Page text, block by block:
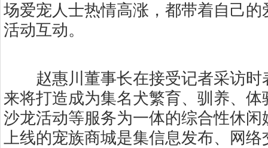
场爱宠人士热情高涨，都带着自己
活动互动。
赵惠川董事长在接受记者采访时
来将打造成为集名犬繁育、驯养、
沙龙活动等服务为一体的综合性休
上线的宠族商城是集信息发布、网